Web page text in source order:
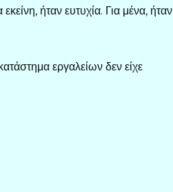
ήταν ευτυχία. Για μένα, ήταν
εργαλείων δεν είχε